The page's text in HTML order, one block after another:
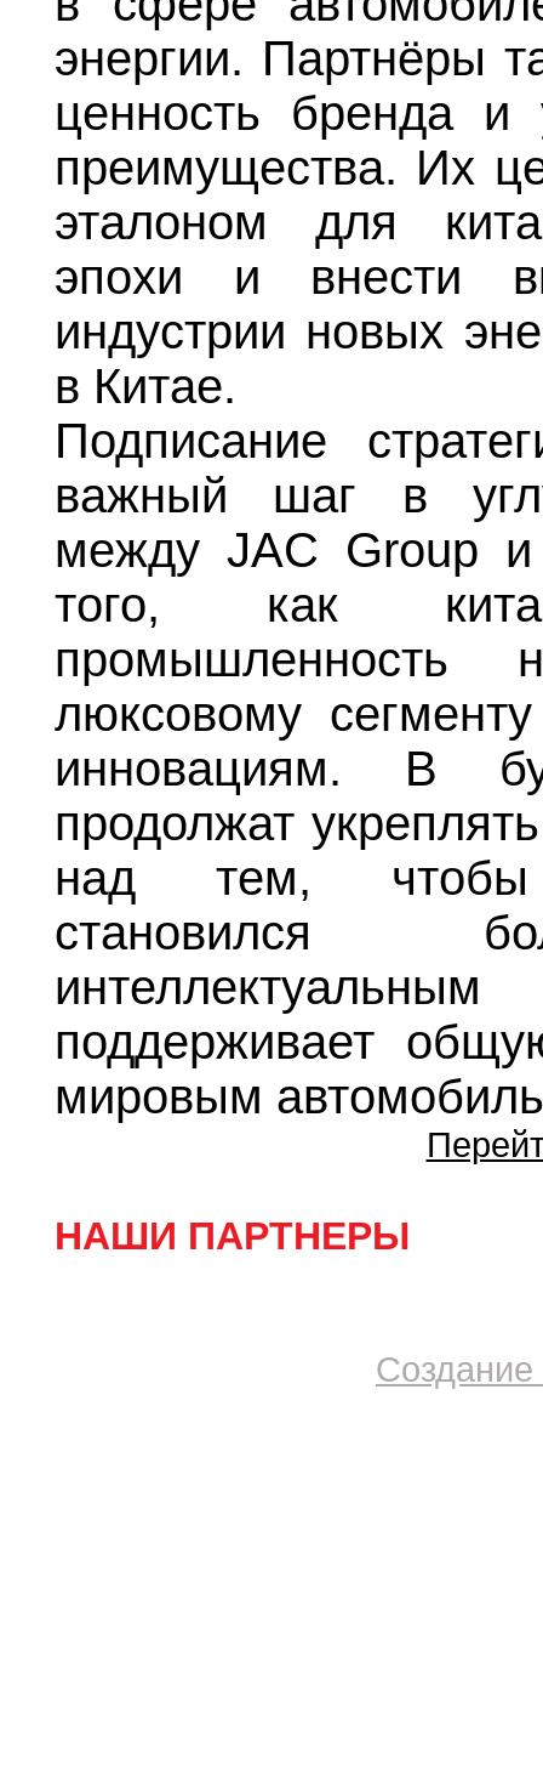
энергии. Партнёры
ценность бренда и
преимущества. Их
эталоном для
эпохи и внести
индустрии новых
в Китае.
Подписание
важный шаг в
между JAC Group
того, как
промышленность
люксовому
инновациям. В
продолжат
над тем, чтобы
становился
поддерживает
мировым
НАШИ ПАРТНЕРЫ
Создание